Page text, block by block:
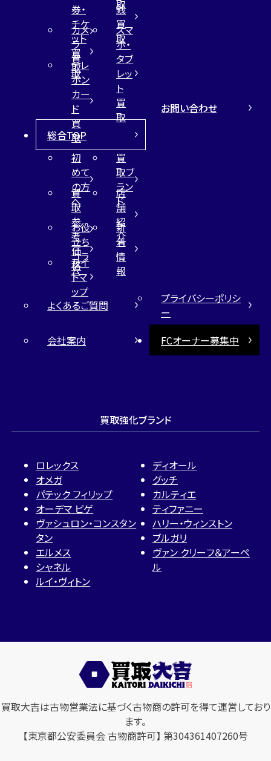
取
券・
チケ
ット
買
取
銭
買
取
カメ
ラ
買
取
スマ
ホ・
タブ
レッ
ト
買
取
テレ
ホン
カー
ド
買
取
総合TOP
初
めて
の方
へ
買
取ブ
ラン
ド
買
取
参
考
価
格
店
舗
紹
介
お役
立ち
コラ
ム
新
着
情
報
サイ
トマ
ップ
お問い合わせ
よくあるご質問
プライバシーポリシ
ー
会社案内
FCオーナー募集中
買取強化ブランド
ロレックス
オメガ
パテック フィリップ
オーデマ ピゲ
ヴァシュロン・コンスタン
タン
エルメス
シャネル
ルイ・ヴィトン
ディオール
グッチ
カルティエ
ティファニー
ハリー・ウィンストン
ブルガリ
ヴァン クリーフ＆アーペ
ル
買取大吉は古物営業法に基づく古物商の許可を得て運営しており
ます。
【東京都公安委員会 古物商許可】 第304361407260号